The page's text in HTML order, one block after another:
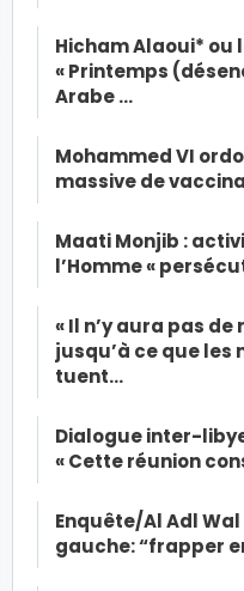
Hicham Alaoui* ou
« Printemps
Arabe …
Mohammed VI
massive de
Maati Monjib :
l’Homme «
« Il n’y aura pas
jusqu’à ce que les
tuent…
Dialogue inter-
« Cette réunion
Enquête/Al Adl
gauche: “frapper